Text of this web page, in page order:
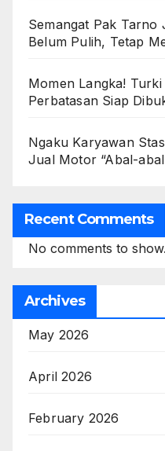
Semangat Pak Tarno
Belum Pulih, Tetap
Momen Langka!
Perbatasan Siap
Ngaku Karyawan
Jual Motor “Abal-
Recent Comments
No comments to show.
Archives
May 2026
April 2026
February 2026